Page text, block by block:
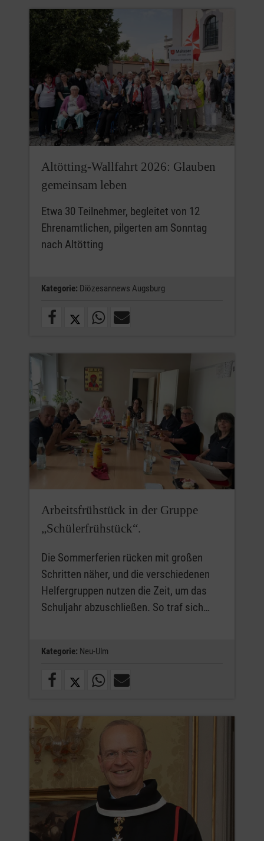
Altötting-Wallfahrt 2026: Glauben
gemeinsam leben
Etwa 30 Teilnehmer, begleitet von 12
Ehrenamtlichen, pilgerten am Sonntag
nach Altötting
Kategorie: Diözesannews Augsburg
Arbeitsfrühstück in der Gruppe
„Schülerfrühstück“.
Die Sommerferien rücken mit großen
Schritten näher, und die verschiedenen
Helfergruppen nutzen die Zeit, um das
Schuljahr abzuschließen. So traf sich…
Kategorie: Neu-Ulm